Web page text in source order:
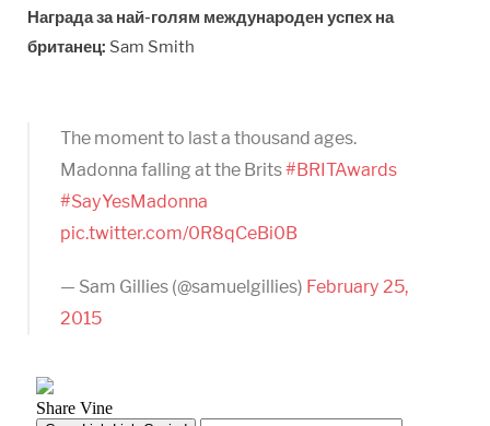
Награда за най-голям международен успех на
британец: Sam Smith
The moment to last a thousand ages.
Madonna falling at the Brits#BRITAwards
#SayYesMadonna
pic.twitter.com/0R8qCeBi0B
— Sam Gillies (@samuelgillies) February 25,
2015